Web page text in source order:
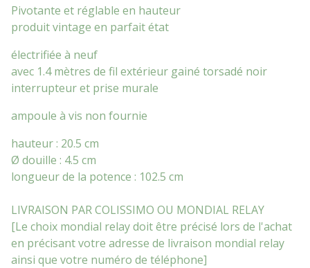
Pivotante et réglable en hauteur
produit vintage en parfait état
électrifiée à neuf
avec 1.4 mètres de fil extérieur gainé torsadé noir
interrupteur et prise murale
ampoule à vis non fournie
hauteur : 20.5 cm
Ø douille : 4.5 cm
longueur de la potence : 102.5 cm
LIVRAISON PAR COLISSIMO OU MONDIAL RELAY
[Le choix mondial relay doit être précisé lors de l'achat
en précisant votre adresse de livraison mondial relay
ainsi que votre numéro de téléphone]